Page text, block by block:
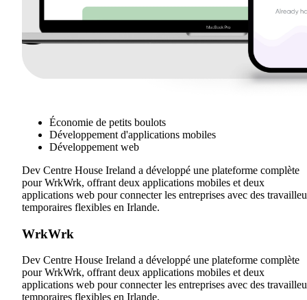
Économie de petits boulots
Développement d'applications mobiles
Développement web
Dev Centre House Ireland a développé une plateforme complète
pour WrkWrk, offrant deux applications mobiles et deux
applications web pour connecter les entreprises avec des
temporaires flexibles en Irlande.
WrkWrk
Dev Centre House Ireland a développé une plateforme complète
pour WrkWrk, offrant deux applications mobiles et deux
applications web pour connecter les entreprises avec des
temporaires flexibles en Irlande.